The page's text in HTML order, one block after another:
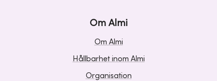
Om Almi
Om Almi
Hållbarhet inom Almi
Organisation